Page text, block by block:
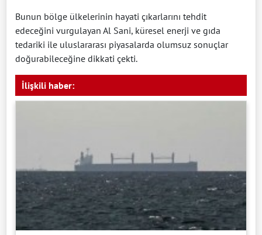
Bunun bölge ülkelerinin hayati çıkarlarını tehdit
edeceğini vurgulayan Al Sani, küresel enerji ve gıda
tedariki ile uluslararası piyasalarda olumsuz sonuçlar
doğurabileceğine dikkati çekti.
İlişkili haber: